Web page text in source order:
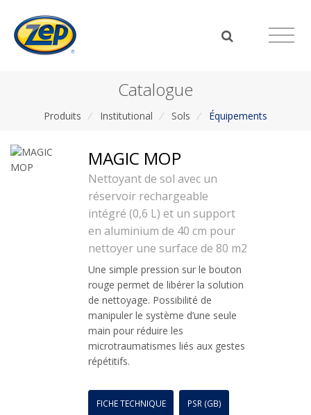
Catalogue
Produits / Institutional / Sols / Équipements
MAGIC MOP
Nettoyant de sol avec un
réservoir rechargeable
intégré (0,6 L) et un support
en aluminium de 40 cm pour
nettoyer une surface de 80 m2
Une simple pression sur le bouton
rouge permet de libérer la solution
de nettoyage. Possibilité de
manipuler le système d’une seule
main pour réduire les
microtraumatismes liés aux gestes
répétitifs.
FICHE TECHNIQUE PSR (GB)